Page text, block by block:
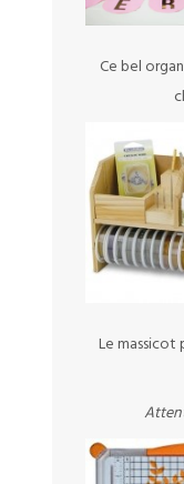
Ce bel
Le massicot